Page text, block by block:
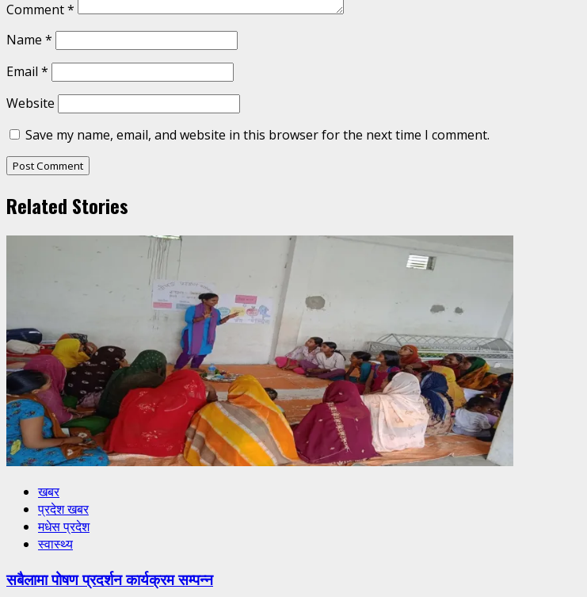
Comment*
Name *
Email *
Website
Save my name, email, and website in this browser for the next time I comment.
Related Stories
खबर
प्रदेश खबर
मधेस प्रदेश
स्वास्थ्य
सबैलामा पोषण प्रदर्शन कार्यक्रम सम्पन्न